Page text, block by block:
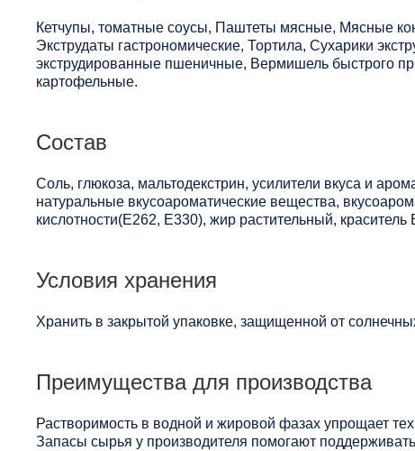
Кетчупы, томатные соусы, Паштеты мясные, Мясные
Экструдаты гастрономические, Тортила, Сухарики
экструдированные пшеничные, Вермишель быстрого
картофельные.
Состав
Соль, глюкоза, мальтодекстрин, усилители вкуса и
натуральные вкусоароматические вещества,
кислотности(Е262, Е330), жир растительный,
Условия хранения
Хранить в закрытой упаковке, защищенной от
Преимущества для производства
Растворимость в водной и жировой фазах упрощает
Запасы сырья у производителя помогают